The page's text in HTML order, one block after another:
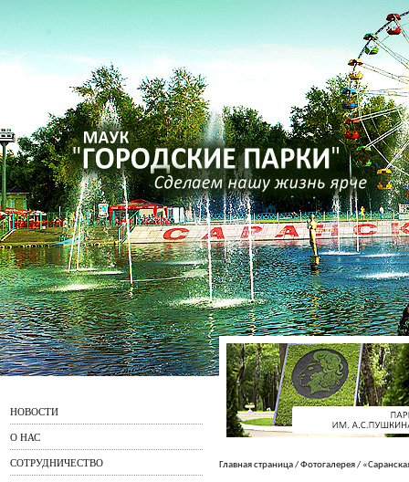
НОВОСТИ
О НАС
СОТРУДНИЧЕСТВО Главная страница/Фотогалерея/